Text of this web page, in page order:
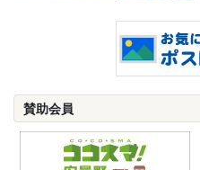
賛助会員